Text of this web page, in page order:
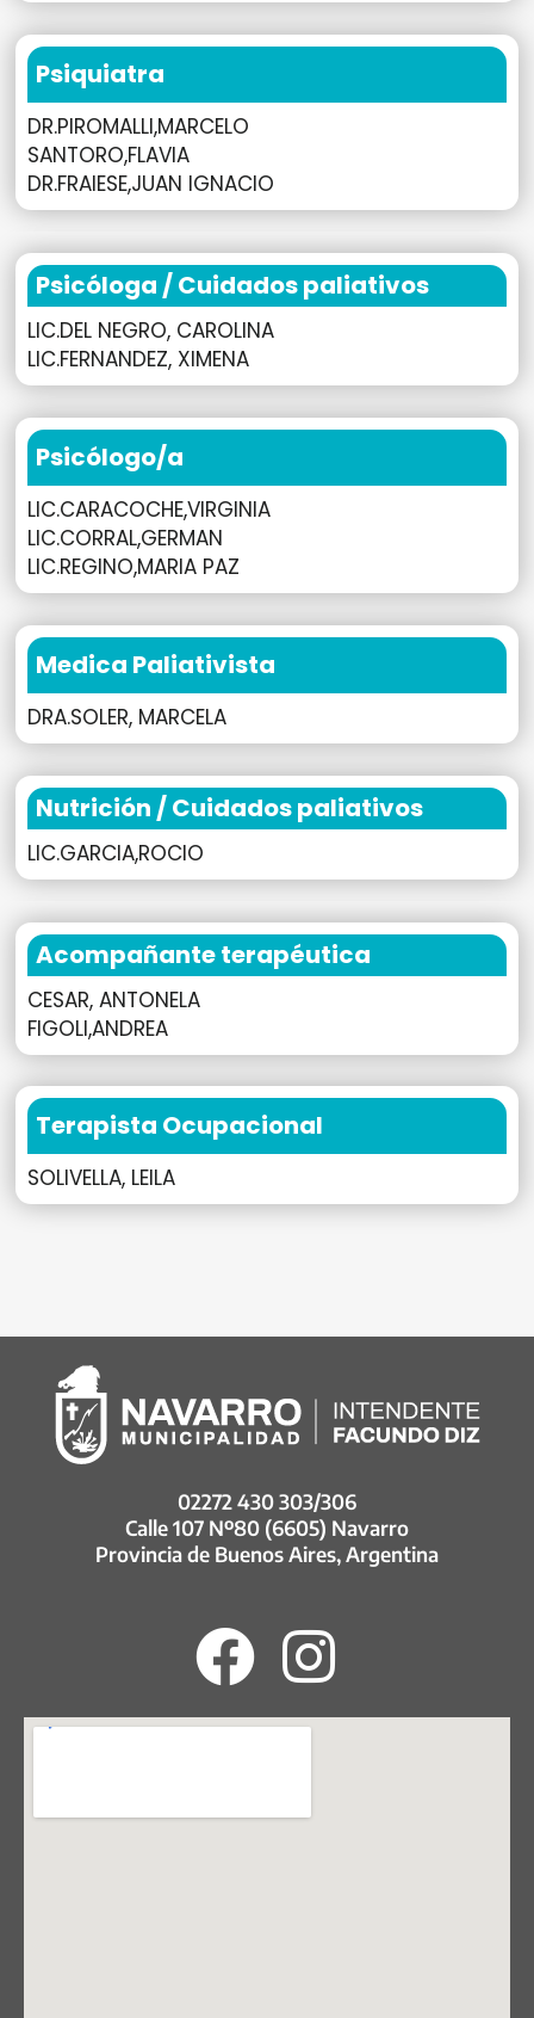
Psiquiatra
DR.PIROMALLI,MARCELO
SANTORO,FLAVIA
DR.FRAIESE,JUAN IGNACIO
Psicóloga / Cuidados paliativos
LIC.DEL NEGRO, CAROLINA
LIC.FERNANDEZ, XIMENA
Psicólogo/a
LIC.CARACOCHE,VIRGINIA
LIC.CORRAL,GERMAN
LIC.REGINO,MARIA PAZ
Medica Paliativista
DRA.SOLER, MARCELA
Nutrición / Cuidados paliativos
LIC.GARCIA,ROCIO
Acompañante terapéutica
CESAR, ANTONELA
FIGOLI,ANDREA
Terapista Ocupacional
SOLIVELLA, LEILA
02272 430 303/306
Calle 107 Nº80 (6605) Navarro
Provincia de Buenos Aires, Argentina